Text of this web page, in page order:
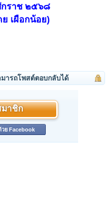
ราช ๒๕๖๘
เผือกน้อย)
ารถโพสต์ตอบกลับได้
าชิก
วย Facebook